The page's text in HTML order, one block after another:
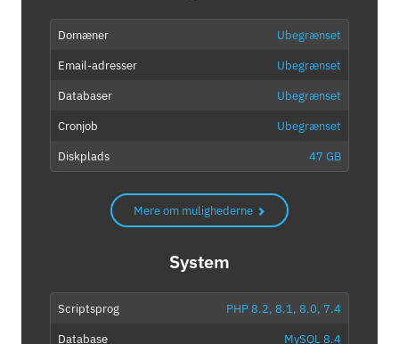
Domæner
Ubegrænset
Email-adresser
Ubegrænset
Databaser
Ubegrænset
Cronjob
Ubegrænset
Diskplads
47 GB
Mere om mulighederne
System
Scriptsprog
PHP 8.2, 8.1, 8.0, 7.4
Database
MySQL 8.4